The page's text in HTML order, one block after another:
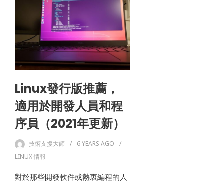
Linux發行版推薦，
適用於開發人員和程
序員（2021年更新）
技術支援大師 6 YEARS AGO
LINUX 情報
對於那些開發軟件或熱衷編程的人